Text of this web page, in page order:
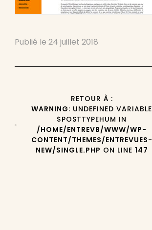
Publié le 24 juillet 2018
RETOUR À :
WARNING: UNDEFINED VARIABLE
$POSTTYPEHUM IN
/HOME/ENTREVB/WWW/WP-
CONTENT/THEMES/ENTREVUES-
NEW/SINGLE.PHP ON LINE 147